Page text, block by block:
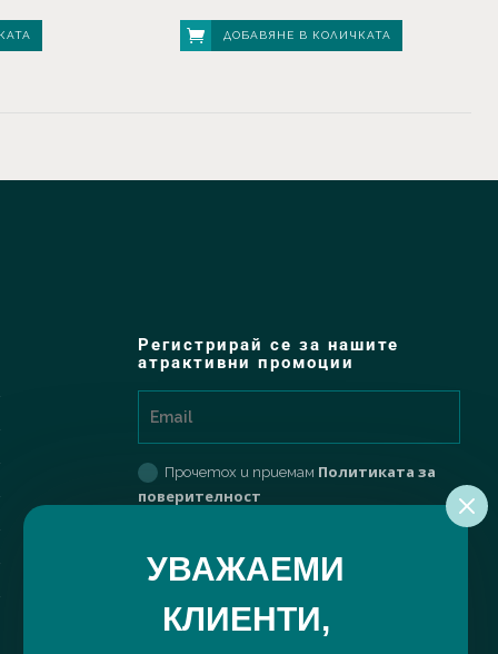
УВАЖАЕМИ
КЛИЕНТИ,
ДОБАВЯНЕ В КОЛИЧКАТА
Регистрирай се за нашите
атрактивни промоции
Прочетох и приемам Политиката за
поверителност